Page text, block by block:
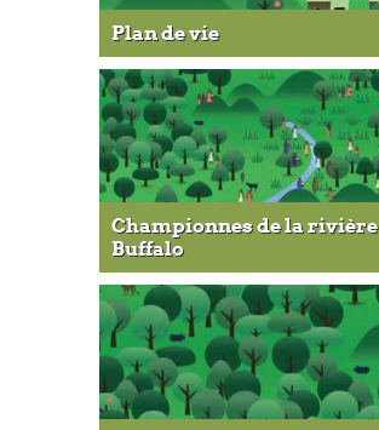
Plan de vie
Championnes de la rivière
Buffalo